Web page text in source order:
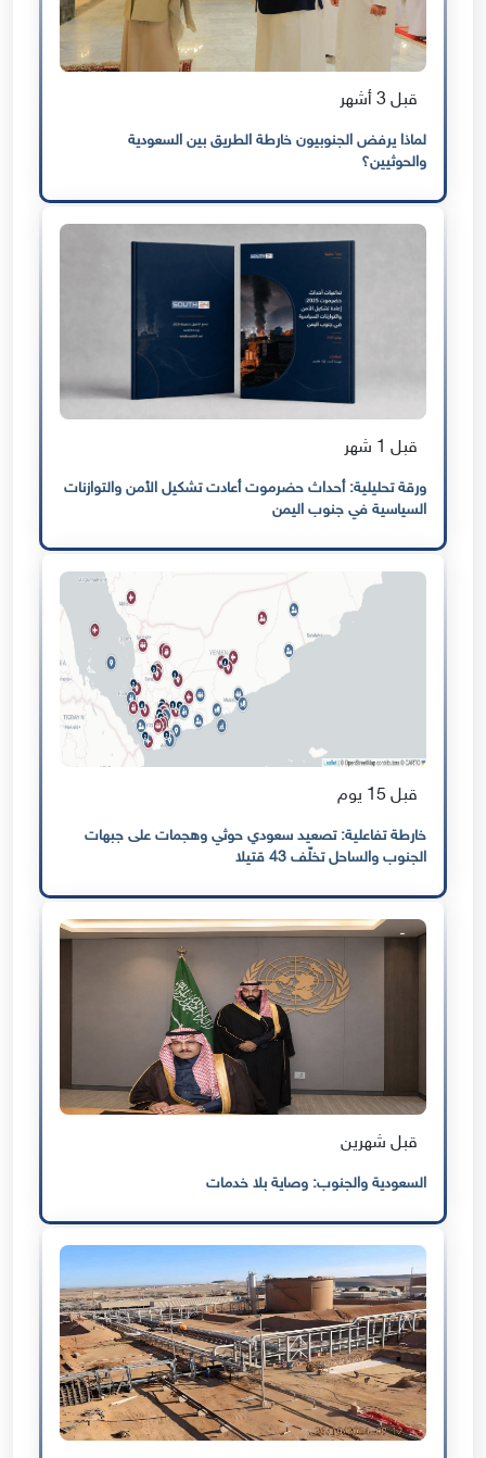
قبل 3 أشهر
لماذا يرفض الجنوبيون خارطة الطريق بين السعودية
والحوثيين؟
قبل 1 شهر
ورقة تحليلية: أحداث حضرموت أعادت تشكيل الأمن والتوازنات
السياسية في جنوب اليمن
قبل 15 يوم
خارطة تفاعلية: تصعيد سعودي حوثي وهجمات على جبهات
الجنوب والساحل تخلّف 43 قتيلا
قبل شهرين
السعودية والجنوب: وصاية بلا خدمات